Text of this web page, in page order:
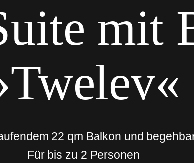
mit
22 qm Balkon und
Für bis zu 2 Personen